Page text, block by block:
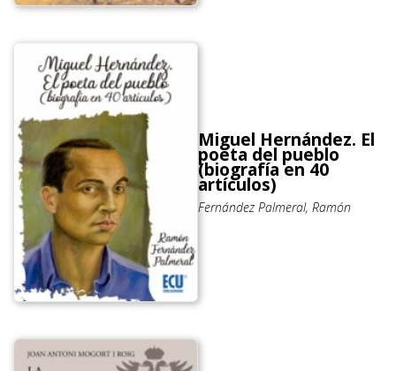
Miguel Hernández. El
poeta del pueblo
(biografía en 40
artículos)
Fernández Palmeral, Ramón